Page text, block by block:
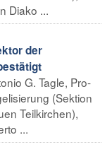
Diako ...
der
G. Tagle, Pro-
(Sektion
Teilkirchen),
...